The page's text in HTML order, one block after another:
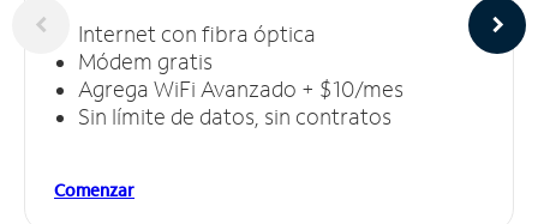
Internet con fibra óptica
Módem gratis
Agrega WiFi Avanzado + $10/mes
Sin límite de datos, sin contratos
Comenzar